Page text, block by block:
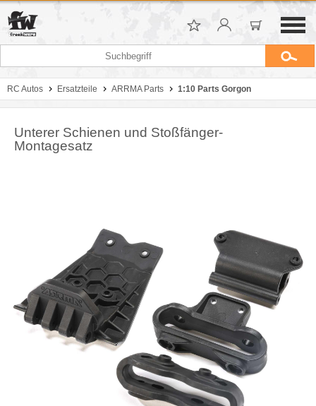
RC Autos Ersatzteile ARRMA Parts 1:10 Parts Gorgon
Unterer Schienen und Stoßfänger-
Montagesatz